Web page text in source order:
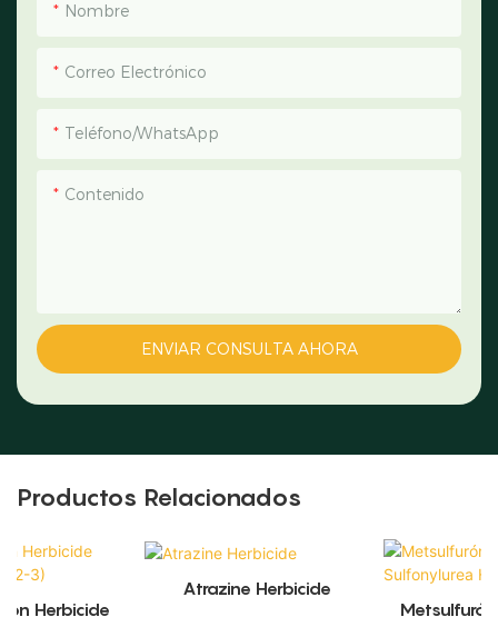
Nombre
Correo Electrónico
Teléfono/WhatsApp
Contenido
ENVIAR CONSULTA AHORA
Productos Relacionados
Atrazine Herbicide
Metsulfurón-Metil 60%